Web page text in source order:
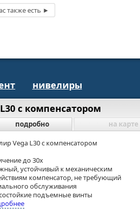
нивелиры
c компенсатором
подробно на карте
Vega L30 c компенсатором
до 30x
устойчивый к механическим
компенсатор, не требующий
обслуживания
подъемные винты